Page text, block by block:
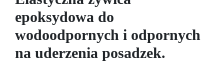
epoksydowa do
wodoodpornych i odpornych
na uderzenia posadzek.